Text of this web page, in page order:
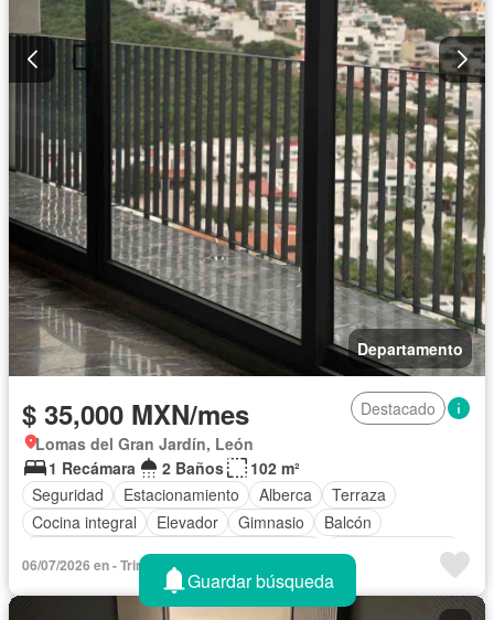
Departamento
$ 35,000 MXN/mes
Destacado
Lomas del Gran Jardín, León
1 Recámara
2 Baños
102 m²
Seguridad
Estacionamiento Alberca
Terraza
Cocina integral
Elevador Gimnasio
Balcón
Acceso para personas con discapacidad
Cocina equipada
Zona infantil
Sala polivalente
Internet
Aire acondicionado
Jacuzzi Cuarto de Limpieza
06/07/2026 en - Triny Casillas
Guardar búsqueda